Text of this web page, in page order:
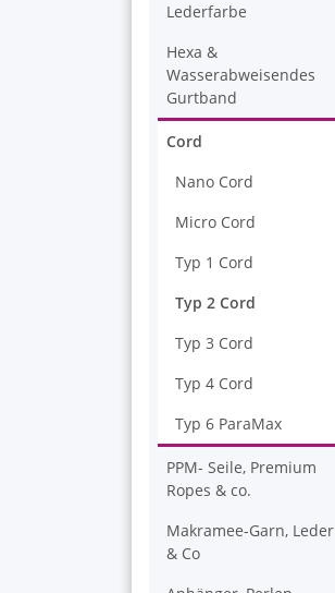
Lederfarbe
Hexa &
Wasserabweisendes
Gurtband
Cord
Nano Cord
Micro Cord
Typ 1 Cord
Typ 2 Cord
Typ 3 Cord
Typ 4 Cord
Typ 6 ParaMax
PPM- Seile, Premium
Ropes & co.
Makramee-Garn, Leder
& Co